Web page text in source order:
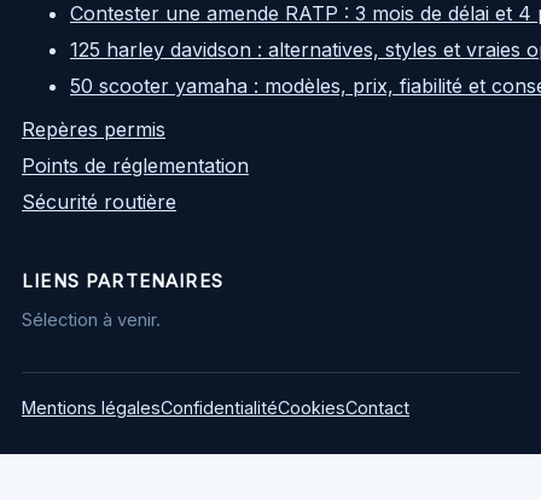
Contester une amende RATP : 3 mois de délai et
125 harley davidson : alternatives, styles et vraies
50 scooter yamaha : modèles, prix, fiabilité et
Repères permis
Points de réglementation
Sécurité routière
LIENS PARTENAIRES
Sélection à venir.
Mentions légalesConfidentialitéCookiesContact